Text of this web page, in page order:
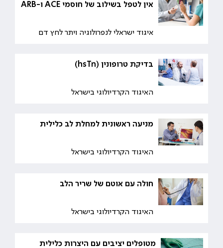
אין לטפל בשילוב של חוסמי ACE ו-ARB
איגוד ישראלי לנפרולוגיה ויתר לחץ דם
בדיקת טרופונין (hsTn)
האיגוד הקרדיולוגי בישראל
מניעה ראשונית למחלת לב כלילית
האיגוד הקרדיולוגי בישראל
חולה עם אוטם של שריר הלב
האיגוד הקרדיולוגי בישראל
מטופלים יציבים עם היצרות כלילית